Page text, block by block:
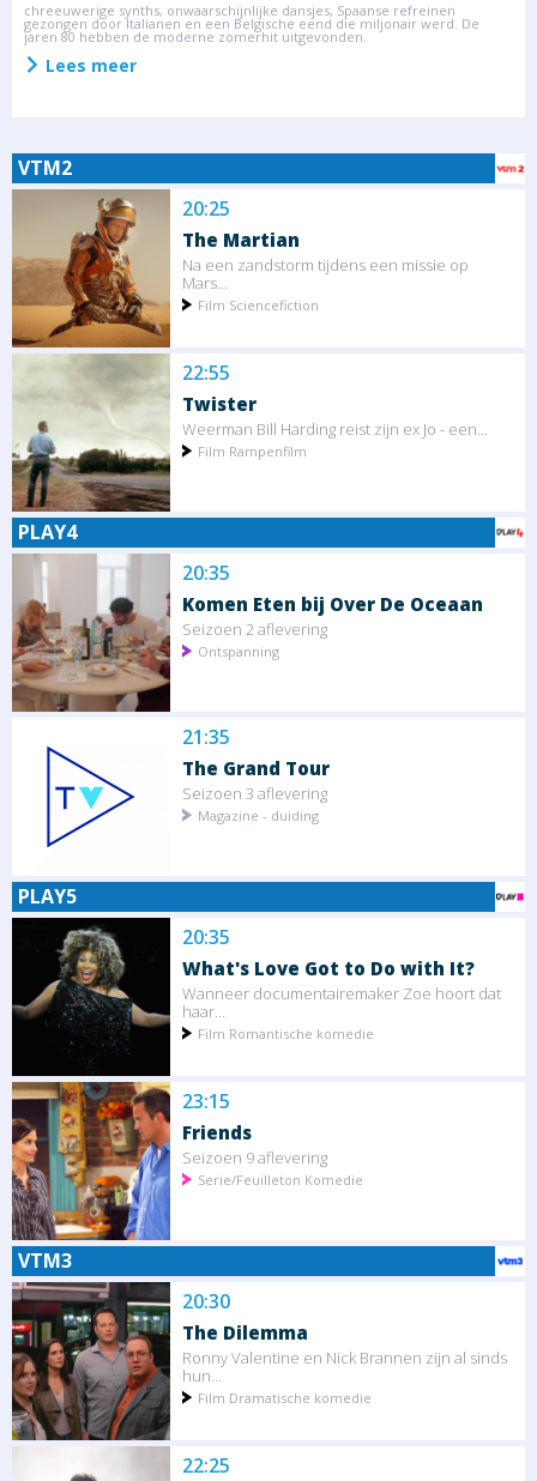
chreeuwerige synths, onwaarschijnlijke dansjes, Spaanse refreinen
gezongen door Italianen en een Belgische eend die miljonair werd. De
jaren 80 hebben de moderne zomerhit uitgevonden.
Lees meer
VTM2
20:25
The Martian
Na een zandstorm tijdens een missie op
Mars...
Film Sciencefiction
22:55
Twister
Weerman Bill Harding reist zijn ex Jo - een...
Film Rampenfilm
PLAY4
20:35
Komen Eten bij Over De Oceaan
Seizoen 2 aflevering
Ontspanning
21:35
The Grand Tour
Seizoen 3 aflevering
Magazine - duiding
PLAY5
20:35
What's Love Got to Do with It?
Wanneer documentairemaker Zoe hoort dat
haar...
Film Romantische komedie
23:15
Friends
Seizoen 9 aflevering
Serie/Feuilleton Komedie
VTM3
20:30
The Dilemma
Ronny Valentine en Nick Brannen zijn al sinds
hun...
Film Dramatische komedie
22:25